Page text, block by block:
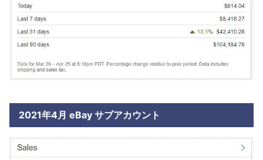
2021年4月 eBay サブアカウント